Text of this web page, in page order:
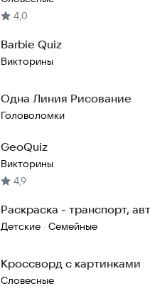
4,0
Barbie Quiz
Викторины
Одна Линия Рисование
Головоломки
GeoQuiz
Викторины
4,9
Раскраска - транспорт,
животные
Детские · Семейные
Кроссворд с картинками
Словесные